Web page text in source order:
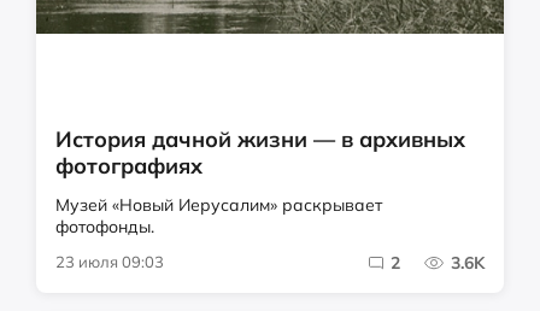
История дачной жизни — в архивных
фотографиях
Музей «Новый Иерусалим» раскрывает
фотофонды.
23 июля 09:03 2 3.6K